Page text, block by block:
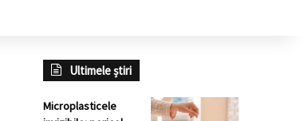
Ultimele știri
Microplasticele